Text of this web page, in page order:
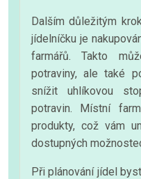
Dalším důležitým
jídelníčku je
farmářů. Takto
potraviny, ale také
snížit uhlíkovou
potravin. Místní
produkty, což vám
dostupných
Při plánování jídel